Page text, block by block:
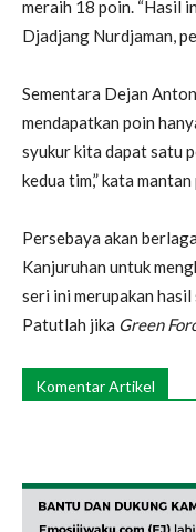
meraih 18 poin. “Hasil
Djadjang Nurdjaman,
Sementara Dejan
mendapatkan poin
syukur kita dapat satu
kedua tim,” kata
Persebaya akan
Kanjuruhan untuk
seri ini merupakan
Patutlah jika Green
Komentar Artikel